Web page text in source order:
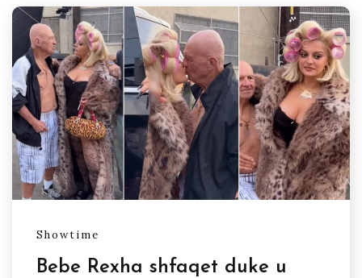
Showtime
Bebe Rexha shfaqet duke u